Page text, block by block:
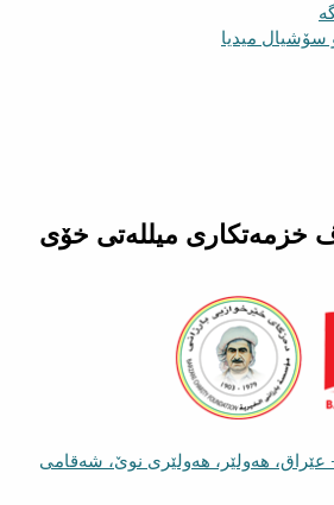
سۆشیال میدیا
خزمەتكاری میللەتی خۆی
هەولێر، هەولێری نوێ، شەقامی